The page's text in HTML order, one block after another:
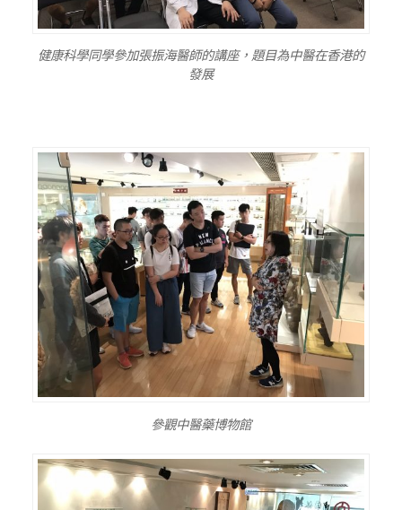
健康科學同學參加張振海醫師的講座，題目為中醫在香港的
發展
參觀中醫藥博物館